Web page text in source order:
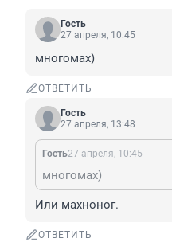
Гость
27 апреля, 10:45
многомах)
ОТВЕТИТЬ
Гость
27 апреля, 13:48
Гость27 апреля, 10:45
многомах)
Или махноног.
ОТВЕТИТЬ